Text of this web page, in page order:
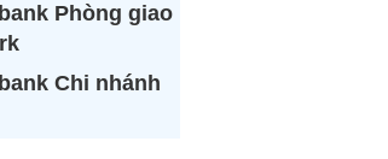
Phòng giao
Chi nhánh